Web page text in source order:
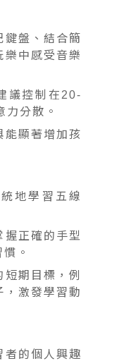
鍵盤、結合簡
樂中感受音樂
議控制在20-
力分散。
能顯著增加孩
地學習五線
握正確的手型
。
短期目標，例
，激發學習動
者的個人興趣